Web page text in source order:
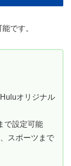
です。
オリジナル
で設定可能
スポーツまで